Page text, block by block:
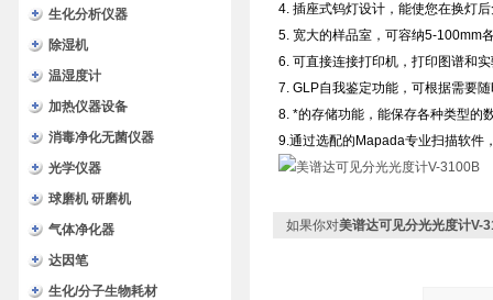
生化分析仪器
除湿机
温湿度计
加热仪器设备
消毒净化无菌仪器
光学仪器
球磨机 研磨机
气体净化器
达因笔
生化/分子生物耗材
4. 插座式钨灯设计，能使您在换灯
5. 宽大的样品室，可容纳5-100mm
6. 可直接连接打印机，打印图谱和
7. GLP自我鉴定功能，可根据需要
8. *的存储功能，能保存各种类型的
9.通过选配的Mapada专业扫描软件
如果你对美谱达可见分光光度计V-